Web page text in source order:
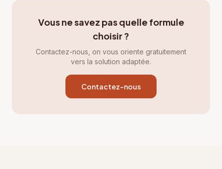
Vous ne savez pas quelle formule
choisir ?
Contactez-nous, on vous oriente gratuitement
vers la solution adaptée.
Contactez-nous